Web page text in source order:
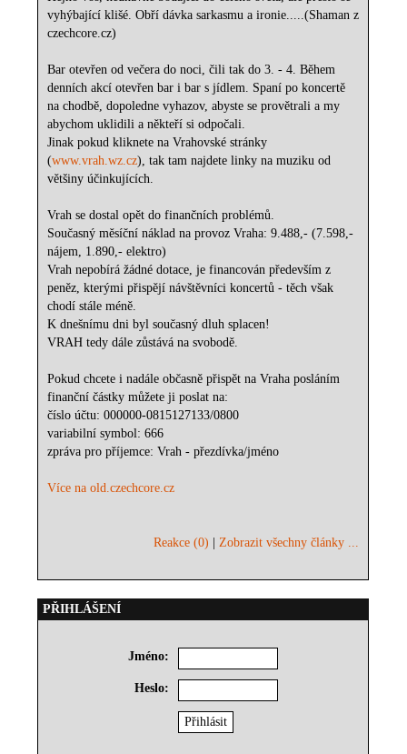
vyhýbající klišé. Obří dávka sarkasmu a ironie.....(Shaman z
czechcore.cz)
Bar otevřen od večera do noci, čili tak do 3. - 4. Během
denních akcí otevřen bar i bar s jídlem. Spaní po koncertě
na chodbě, dopoledne vyhazov, abyste se provětrali a my
abychom uklidili a někteří si odpočali.
Jinak pokud kliknete na Vrahovské stránky
(www.vrah.wz.cz), tak tam najdete linky na muziku od
většiny účinkujících.
Vrah se dostal opět do finančních problémů.
Současný měsíční náklad na provoz Vraha: 9.488,- (7.598,-
nájem, 1.890,- elektro)
Vrah nepobírá žádné dotace, je financován především z
peněz, kterými přispějí návštěvníci koncertů - těch však
chodí stále méně.
K dnešnímu dni byl současný dluh splacen!
VRAH tedy dále zůstává na svobodě.
Pokud chcete i nadále občasně přispět na Vraha posláním
finanční částky můžete ji poslat na:
číslo účtu: 000000-0815127133/0800
variabilní symbol: 666
zpráva pro příjemce: Vrah - přezdívka/jméno
Více na old.czechcore.cz
Reakce (0) |Zobrazit všechny články ...
PŘIHLÁŠENÍ
Jméno:
Heslo: